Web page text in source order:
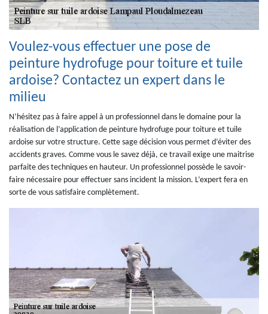
Voulez-vous effectuer une pose de
peinture hydrofuge pour toiture et tuile
ardoise? Contactez un expert dans le
milieu
N’hésitez pas à faire appel à un professionnel dans le domaine pour la
réalisation de l’application de peinture hydrofuge pour toiture et tuile
ardoise sur votre structure. Cette sage décision vous permet d’éviter des
accidents graves. Comme vous le savez déjà, ce travail exige une maitrise
parfaite des techniques en hauteur. Un professionnel possède le savoir-
faire nécessaire pour effectuer sans incident la mission. L’expert fera en
sorte de vous satisfaire complètement.